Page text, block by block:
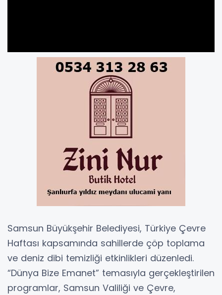
Samsun Büyükşehir Belediyesi, Türkiye Çevre
Haftası kapsamında sahillerde çöp toplama
ve deniz dibi temizliği etkinlikleri düzenledi.
“Dünya Bize Emanet” temasıyla gerçekleştirilen
programlar, Samsun Valiliği ve Çevre,